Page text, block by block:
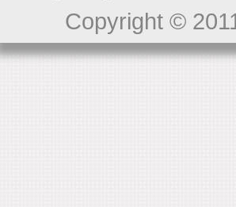
Copyright ©